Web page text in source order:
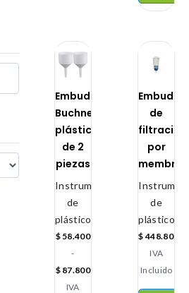
Embudo
Buchner
plástico
de 2
piezas
Instrumental
de
plástico
$58.400
-
$87.800
IVA
Embudo
de
filtración
por
de
plástico
$448.800
IVA
Incluido